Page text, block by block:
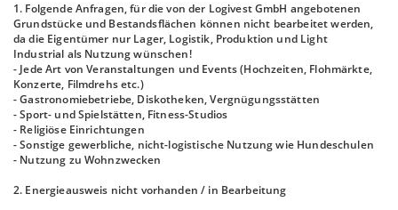
1. Folgende Anfragen, für die von der Logivest GmbH angebotenen
Grundstücke und Bestandsflächen können nicht bearbeitet werden,
da die Eigentümer nur Lager, Logistik, Produktion und Light
Industrial als Nutzung wünschen!
- Jede Art von Veranstaltungen und Events (Hochzeiten, Flohmärkte,
Konzerte, Filmdrehs etc.)
- Gastronomiebetriebe, Diskotheken, Vergnügungsstätten
- Sport- und Spielstätten, Fitness-Studios
- Religiöse Einrichtungen
- Sonstige gewerbliche, nicht-logistische Nutzung wie Hundeschulen
- Nutzung zu Wohnzwecken
2. Energieausweis nicht vorhanden / in Bearbeitung